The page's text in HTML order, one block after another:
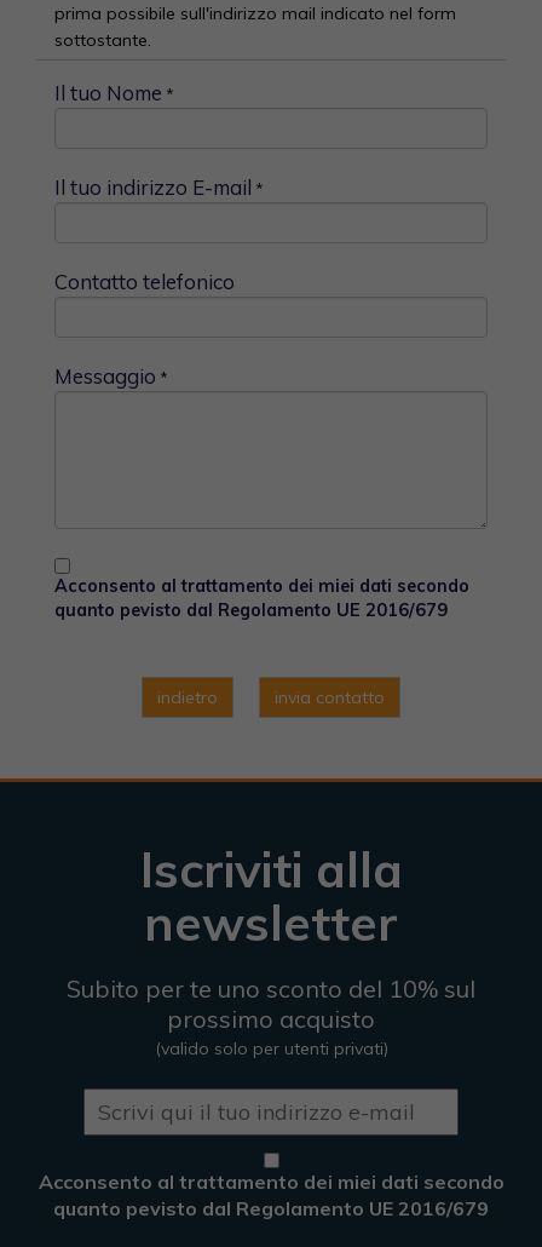
prima possibile sull'indirizzo mail indicato nel form
sottostante.
Il tuo Nome *
Il tuo indirizzo E-mail *
Contatto telefonico
Messaggio *
Acconsento al trattamento dei miei dati secondo
quanto pevisto dal Regolamento UE 2016/679
indietro invia contatto
Iscriviti alla
newsletter
Subito per te uno sconto del 10% sul
prossimo acquisto
(valido solo per utenti privati)
Acconsento al trattamento dei miei dati secondo
quanto pevisto dal Regolamento UE 2016/679